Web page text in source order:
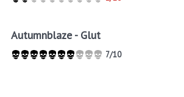
Autumnblaze - Glut
7/10